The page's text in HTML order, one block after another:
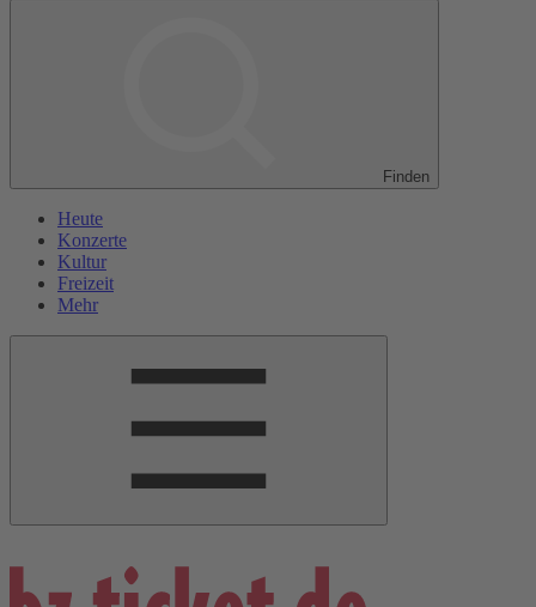
Finden
Heute
Konzerte
Kultur
Freizeit
Mehr